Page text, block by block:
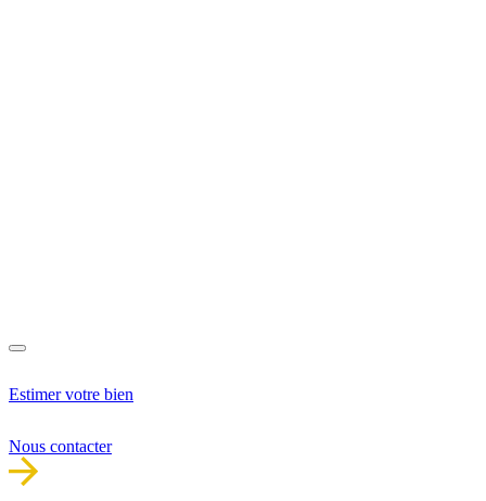
Estimer votre bien
Nous contacter